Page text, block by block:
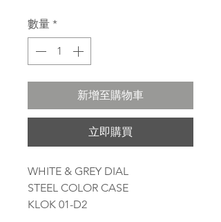
數量 *
新增至購物車
立即購買
WHITE & GREY DIAL
STEEL COLOR CASE
KLOK 01-D2